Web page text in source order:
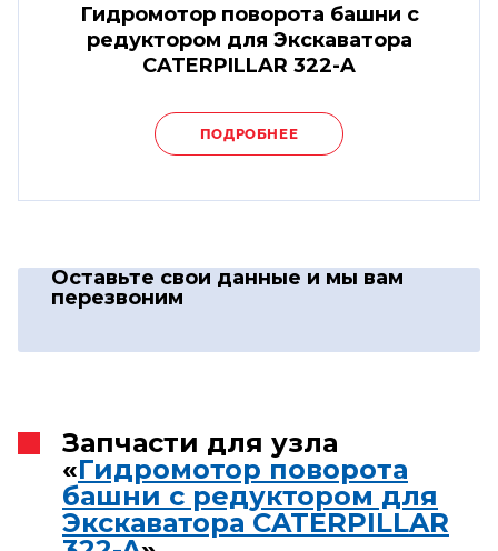
Гидромотор поворота башни с
редуктором для Экскаватора
CATERPILLAR 322-A
ПОДРОБНЕЕ
Оставьте свои данные и мы вам
перезвоним
Запчасти для узла
«Гидромотор поворота
башни с редуктором для
Экскаватора CATERPILLAR